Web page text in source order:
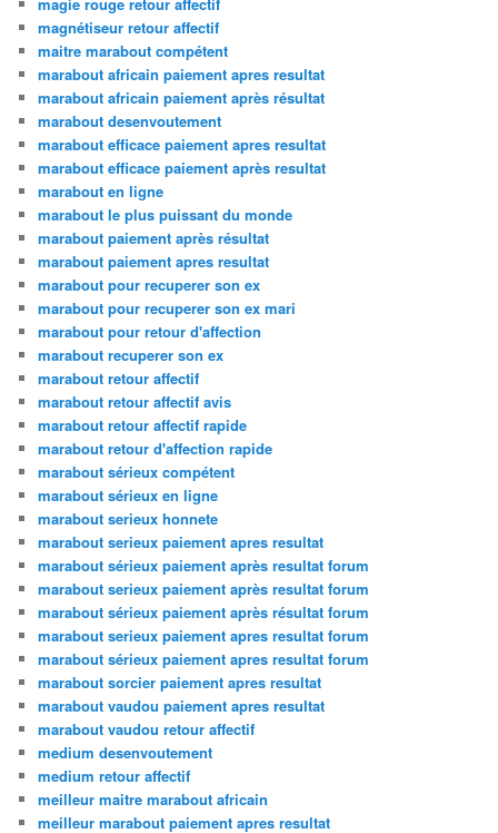
magnétiseur retour affectif
maitre marabout compétent
marabout africain paiement apres resultat
marabout africain paiement après résultat
marabout desenvoutement
marabout efficace paiement apres resultat
marabout efficace paiement après resultat
marabout en ligne
marabout le plus puissant du monde
marabout paiement après résultat
marabout paiement apres resultat
marabout pour recuperer son ex
marabout pour recuperer son ex mari
marabout pour retour d'affection
marabout recuperer son ex
marabout retour affectif
marabout retour affectif avis
marabout retour affectif rapide
marabout retour d'affection rapide
marabout sérieux compétent
marabout sérieux en ligne
marabout serieux honnete
marabout serieux paiement apres resultat
marabout sérieux paiement après resultat forum
marabout serieux paiement après resultat forum
marabout sérieux paiement après résultat forum
marabout serieux paiement apres resultat forum
marabout sérieux paiement apres resultat forum
marabout sorcier paiement apres resultat
marabout vaudou paiement apres resultat
marabout vaudou retour affectif
medium desenvoutement
medium retour affectif
meilleur maitre marabout africain
meilleur marabout paiement apres resultat